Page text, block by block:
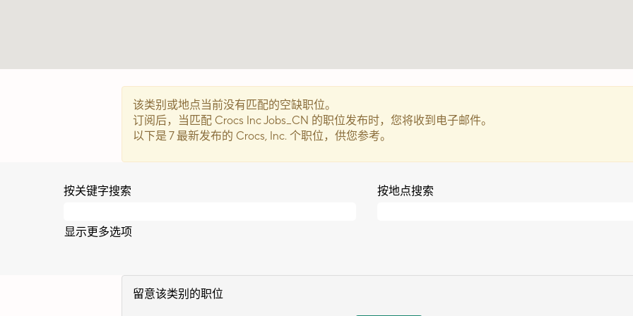
该类别或地点当前没有匹配的空缺职位。
订阅后，当匹配 Crocs Inc Jobs_CN 的职位发布时，您将收到电子邮件。
以下是 7 最新发布的 Crocs, Inc. 个职位，供您参考。
按关键字搜索 按地点搜索
显示更多选项
留意该类别的职位